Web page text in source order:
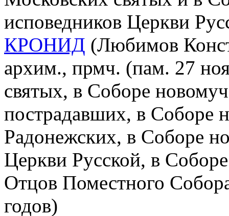
исповедников Церкви
КРОНИД (Любимов
архим., прмч. (пам. 27
святых, в Соборе
пострадавших, в Соборе
Радонежских, в Соборе
Церкви Русской, в
Отцов Поместного
годов)